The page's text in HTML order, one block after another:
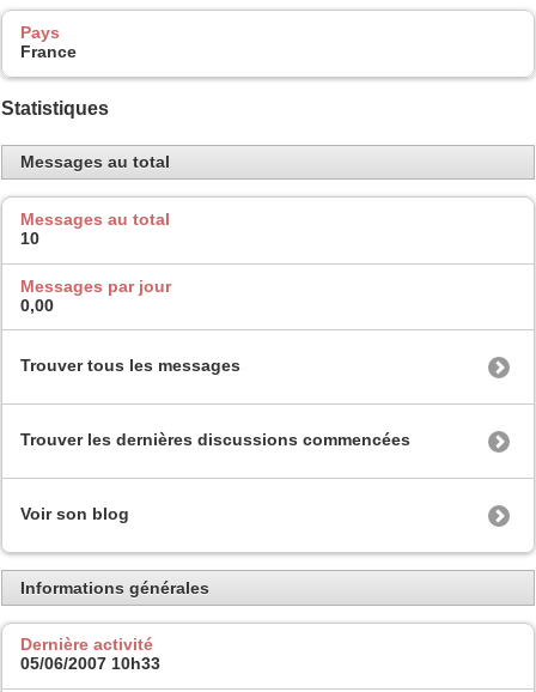
Pays
France
Statistiques
Messages au total
Messages au total
10
Messages par jour
0,00
Trouver tous les messages
Trouver les dernières discussions commencées
Voir son blog
Informations générales
Dernière activité
05/06/2007 10h33